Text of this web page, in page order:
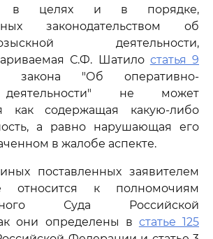
в целях и в порядке,
законодательством об
розыскной деятельности,
С.Ф. Шатило статья 9
закона "Об оперативно-
деятельности" не может
как содержащая какую-либо
а равно нарушающая его
в жалобе аспекте.
поставленных заявителем
относится к полномочиям
Суда Российской
они определены в статье 125